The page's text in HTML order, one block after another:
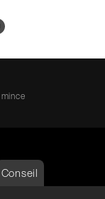
Conseil